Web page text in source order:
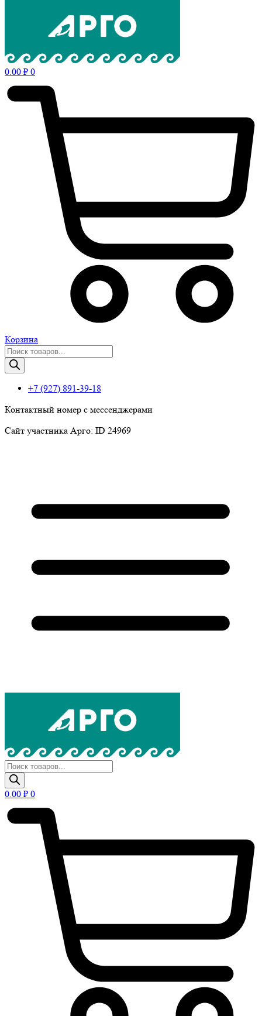
0.00 ₽ 0
Корзина
Поиск
товаров
+7 (927) 891-39-18
Контактный номер с мессенджерами
Сайт участника Арго: ID 24969
Поиск
товаров
0.00 ₽ 0